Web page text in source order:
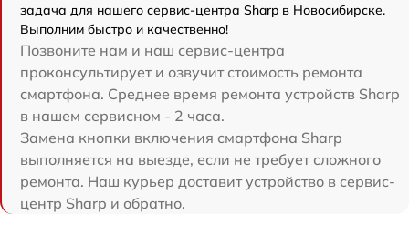
задача для нашего сервис-центра Sharp в Новосибирске.
Выполним быстро и качественно!
Позвоните нам и наш сервис-центра
проконсультирует и озвучит стоимость ремонта
смартфона. Среднее время ремонта устройств Sharp
в нашем сервисном - 2 часа.
Замена кнопки включения смартфона Sharp
выполняется на выезде, если не требует сложного
ремонта. Наш курьер доставит устройство в сервис-
центр Sharp и обратно.